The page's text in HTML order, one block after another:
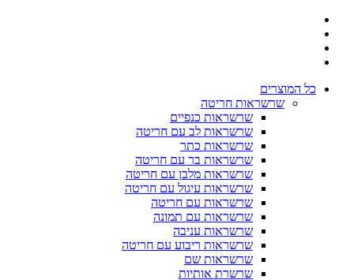
כל המוצרים
שרשראות חריטה
שרשראות כנפיים
שרשראות לב עם חריטה
שרשראות כתר
שרשראות בר עם חריטה
שרשראות מלבן עם חריטה
שרשראות עיגול עם חריטה
שרשראות עם חריטה
שרשראות עם תמונה
שרשראות עניבה
שרשראות ריבוע עם חריטה
שרשראות שם
שרשרת אותיות